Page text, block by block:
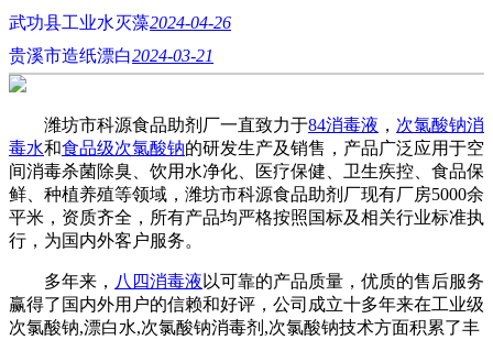
武功县工业水灭藻2024-04-26
贵溪市造纸漂白2024-03-21
潍坊市科源食品助剂厂一直致力于84消毒液 ， 次氯酸钠消
毒水和食品级次氯酸钠的研发生产及销售，产品广泛应用于空
间消毒杀菌除臭、饮用水净化、医疗保健、卫生疾控、食品保
鲜、种植养殖等领域，潍坊市科源食品助剂厂现有厂房5000余
平米，资质齐全，所有产品均严格按照国标及相关行业标准执
行，为国内外客户服务。
多年来， 八四消毒液 以可靠的产品质量，优质的售后服务
赢得了国内外用户的信赖和好评，公司成立十多年来在工业级
次氯酸钠,漂白水,次氯酸钠消毒剂,次氯酸钠技术方面积累了丰